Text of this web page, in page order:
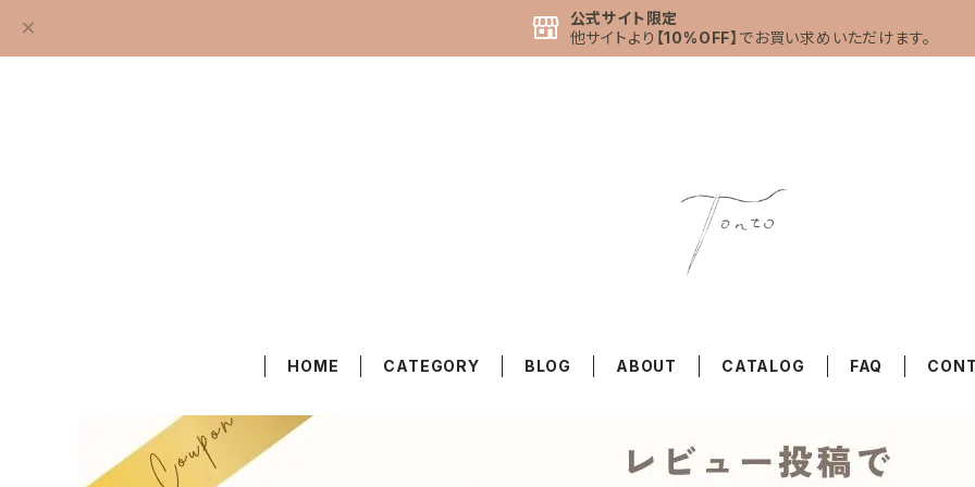
公式サイト限定
他サイトより 【10%OFF】 でお買い求めいただけます。
HOME CATEGORY BLOG ABOUT CATALOG FAQ